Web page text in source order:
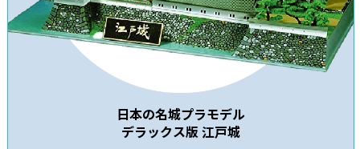
日本の名城プラモデル
デラックス版 江戸城